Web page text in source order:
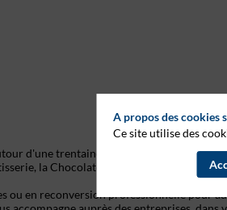
d'une trentaine de formations gratuites
la Chocolaterie et la Boulangerie.
ou en reconversion professionnelle pour
A propos des cookies
Ce site utilise des